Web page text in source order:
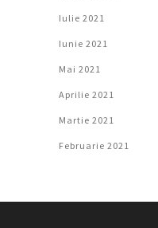
Iulie 2021
Iunie 2021
Mai 2021
Aprilie 2021
Martie 2021
Februarie 2021